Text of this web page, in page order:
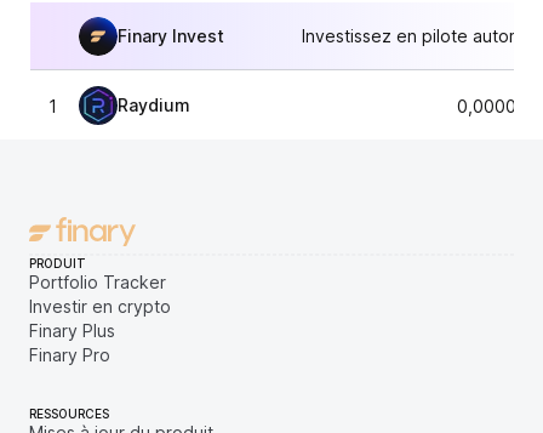
Finary Invest Investissez en pilote
1 Raydium
PRODUIT
Portfolio Tracker
Investir en crypto
Finary Plus
Finary Pro
RESSOURCES